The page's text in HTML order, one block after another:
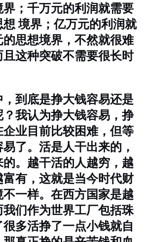
；千万元的利润就需要
境界；亿万元的利润就
思想境界，不然就很难
这种突破不需要很长时
到底是挣大钱容易还是
我认为挣大钱容易，挣
业目前比较困难，但等
了。活是人干出来的，
。越干活的人越穷，越
有，这就是当今时代财
一样。在西方国家是越
们作为世界工厂包括珠
多活挣了一点小钱就自